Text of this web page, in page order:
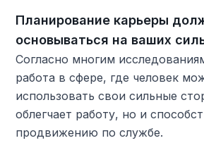
Планирование карьеры
основываться на ваших
Согласно многим
работа в сфере, где человек
использовать свои сильные
облегчает работу, но и
продвижению по службе.